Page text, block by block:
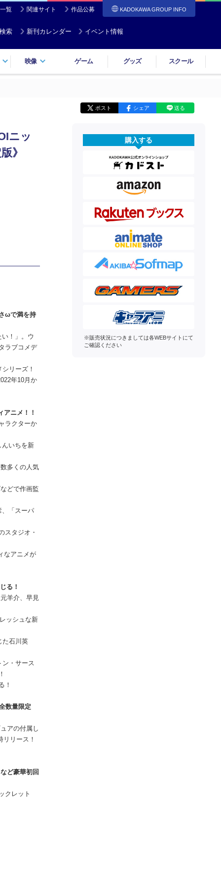
覧 関連サイト 作品公募 KADOKAWA GROUP INFO
索 新刊カレンダー イベント情報
映像 ゲーム グッズ スクール
ポスト シェア 送る
ニッ
》
ωで満を持
！」。ウ
ラブコメデ
リーズ！
年10月か
ニメ！！
ラクターか
んいちを新
多くの人気
どで作画監
、「スーパ
スタジオ・
なアニメが
る！
羊介、早見
ッシュな新
た石川英
・サース
！
数量限定
アの付属し
リース！
ど豪華初回
クレット
購入する
※販売状況につきましては各WEBサイトにて
ご確認ください